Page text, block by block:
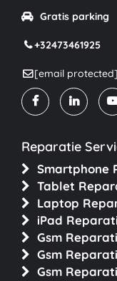
Gratis parking
+32473461925
[email protected]
Reparatie
Smartphone
Tablet
Laptop
iPad
Gsm
Gsm
Gsm